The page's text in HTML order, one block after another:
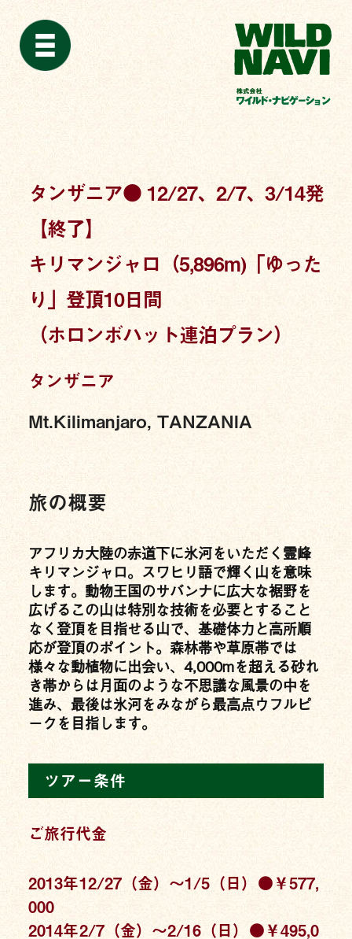
タンザニア● 12/27、2/7、3/14発
【終了】
キリマンジャロ（5,896m)「ゆった
り」登頂10日間
（ホロンボハット連泊プラン）
タンザニア
Mt.Kilimanjaro, TANZANIA
旅の概要
アフリカ大陸の赤道下に氷河をいただく霊峰
キリマンジャロ。スワヒリ語で輝く山を意味
します。動物王国のサバンナに広大な裾野を
広げるこの山は特別な技術を必要とすること
なく登頂を目指せる山で、基礎体力と高所順
応が登頂のポイント。森林帯や草原帯では
様々な動植物に出会い、4,000mを超える砂れ
き帯からは月面のような不思議な風景の中を
進み、最後は氷河をみながら最高点ウフルピ
ークを目指します。
ツアー条件
ご旅行代金
2013年12/27（金）〜1/5（日） ●￥577,
000
2014年2/7（金）〜2/16（日） ●￥495,0